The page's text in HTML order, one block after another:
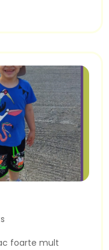
foarte mult